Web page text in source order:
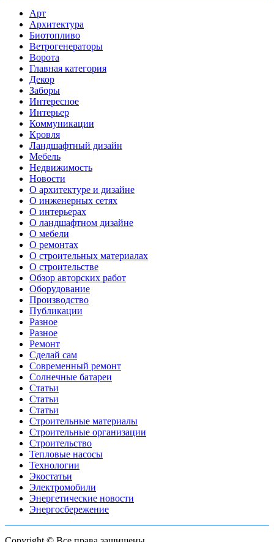
Арт
Архитектура
Биотопливо
Ветрогенераторы
Ворота
Главная категория
Декор
Заборы
Интересное
Интерьер
Коммуникации
Кровля
Ландшафтный дизайн
Мебель
Недвижимость
Новости
О архитектуре и дизайне
О инженерных сетях
О интерьерах
О ландшафтном дизайне
О мебели
О ремонтах
О строительных материалах
О строительстве
Обзор авторских работ
Оборудование
Производство
Публикации
Разное
Разное
Ремонт
Сделай сам
Современный ремонт
Солнечные батареи
Статьи
Статьи
Статьи
Строительные материалы
Строительные организации
Строительство
Тепловые насосы
Технологии
Экостатьи
Электромобили
Энергетические новости
Энергосбережение